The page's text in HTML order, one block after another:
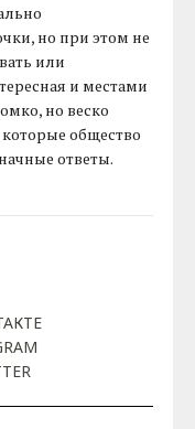
но при этом не
или
и местами
но веско
общество
ответы.